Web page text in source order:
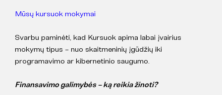
Mūsų kursuok mokymai
Svarbu paminėti, kad Kursuok apima labai įvairius
mokymų tipus – nuo skaitmeninių įgūdžių iki
programavimo ar kibernetinio saugumo.
Finansavimo galimybės – ką reikia žinoti?